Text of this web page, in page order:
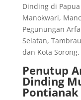
Dinding di
Manokwari,
Pegunungan
Selatan,
dan Kota Sorong.
Penutup
Dinding
Pontianak